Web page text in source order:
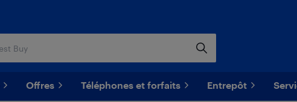
Offres Téléphones et forfaits Entrepôt